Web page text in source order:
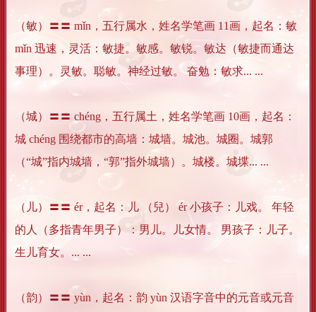
（敏）〓〓 mǐn，五行属水，姓名学笔画 11画，起名：敏
mǐn 迅速，灵活：敏捷。敏感。敏锐。敏达（敏捷而通达
事理）。灵敏。聪敏。神经过敏。 奋勉：敏求... ...
（城）〓〓 chéng，五行属土，姓名学笔画 10画，起名：
城 chéng 围绕都市的高墙：城墙。城池。城圈。城郭
（“城”指内城墙，“郭”指外城墙）。城楼。城堞... ...
（儿）〓〓 ér，起名：儿 （兒） ér 小孩子：儿戏。 年轻
的人（多指青年男子）：男儿。儿女情。 男孩子：儿子。
生儿育女。... ...
（韵）〓〓 yùn，起名：韵 yùn 汉语字音中的元音或元音